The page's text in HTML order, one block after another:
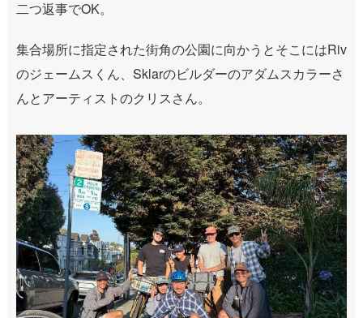
二つ返事でOK。
集合場所に指定された街角の公園に向かうとそこにはRiv
のジェームスくん、Sklarのビルダーのアダムスカラーさ
んとアーティストのクリスさん。